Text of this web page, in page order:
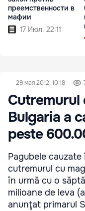
преемственности в
мафии
17 Июл. 22:11
29 мая 2012, 10:18
Cutremurul
Bulgaria a
peste
Pagubele
cutremurul cu
în urmă cu o
milioane de leva
anunţat primarul